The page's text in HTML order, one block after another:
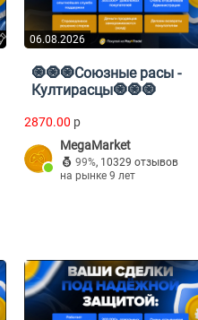
06.08.2026
🧿🧿🧿Союзные расы -
Култирасцы🧿🧿🧿
2870.00 p
MegaMarket
99%, 10329 отзывов
на рынке 9 лет